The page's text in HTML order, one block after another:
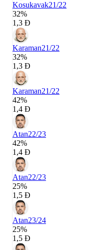
Kosukavak21/22
32%
1,3 Đ
Karaman21/22
32%
1,3 Đ
Karaman21/22
42%
1,4 Đ
Atan22/23
42%
1,4 Đ
Atan22/23
25%
1,5 Đ
Atan23/24
25%
1,5 Đ